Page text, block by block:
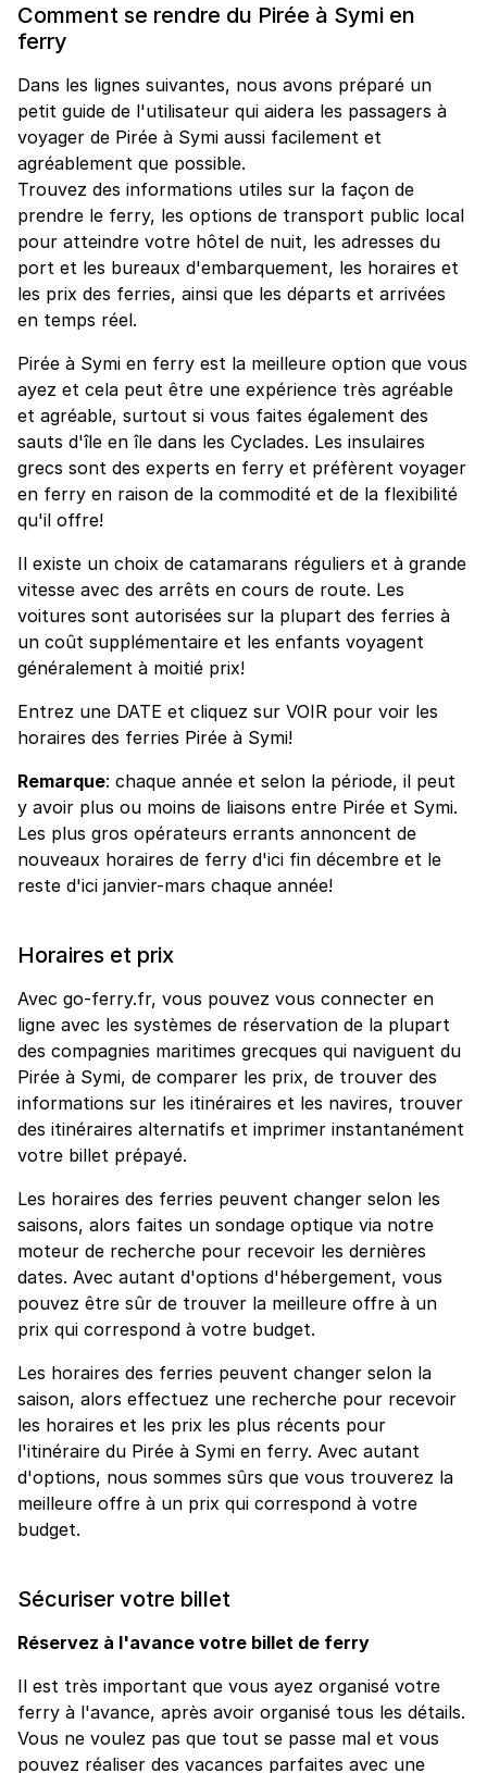
Comment se rendre du Pirée à Symi en
ferry
Dans les lignes suivantes, nous avons préparé un
petit guide de l'utilisateur qui aidera les passagers à
voyager de Pirée à Symi aussi facilement et
agréablement que possible.
Trouvez des informations utiles sur la façon de
prendre le ferry, les options de transport public local
pour atteindre votre hôtel de nuit, les adresses du
port et les bureaux d'embarquement, les horaires et
les prix des ferries, ainsi que les départs et arrivées
en temps réel.
Pirée à Symi en ferry est la meilleure option que vous
ayez et cela peut être une expérience très agréable
et agréable, surtout si vous faites également des
sauts d'île en île dans les Cyclades. Les insulaires
grecs sont des experts en ferry et préfèrent voyager
en ferry en raison de la commodité et de la flexibilité
qu'il offre!
Il existe un choix de catamarans réguliers et à grande
vitesse avec des arrêts en cours de route. Les
voitures sont autorisées sur la plupart des ferries à
un coût supplémentaire et les enfants voyagent
généralement à moitié prix!
Entrez une DATE et cliquez sur VOIR pour voir les
horaires des ferries Pirée à Symi!
Remarque: chaque année et selon la période, il peut
y avoir plus ou moins de liaisons entre Pirée et Symi.
Les plus gros opérateurs errants annoncent de
nouveaux horaires de ferry d'ici fin décembre et le
reste d'ici janvier-mars chaque année!
Horaires et prix
Avec go-ferry.fr, vous pouvez vous connecter en
ligne avec les systèmes de réservation de la plupart
des compagnies maritimes grecques qui naviguent du
Pirée à Symi, de comparer les prix, de trouver des
informations sur les itinéraires et les navires, trouver
des itinéraires alternatifs et imprimer instantanément
votre billet prépayé.
Les horaires des ferries peuvent changer selon les
saisons, alors faites un sondage optique via notre
moteur de recherche pour recevoir les dernières
dates. Avec autant d'options d'hébergement, vous
pouvez être sûr de trouver la meilleure offre à un
prix qui correspond à votre budget.
Les horaires des ferries peuvent changer selon la
saison, alors effectuez une recherche pour recevoir
les horaires et les prix les plus récents pour
l'itinéraire du Pirée à Symi en ferry. Avec autant
d'options, nous sommes sûrs que vous trouverez la
meilleure offre à un prix qui correspond à votre
budget.
Sécuriser votre billet
Réservez à l'avance votre billet de ferry
Il est très important que vous ayez organisé votre
ferry à l'avance, après avoir organisé tous les détails.
Vous ne voulez pas que tout se passe mal et vous
pouvez réaliser des vacances parfaites avec une